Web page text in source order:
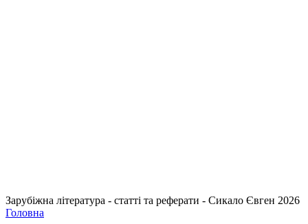
Зарубіжна література - статті та реферати - Сикало Євген 2026
Головна